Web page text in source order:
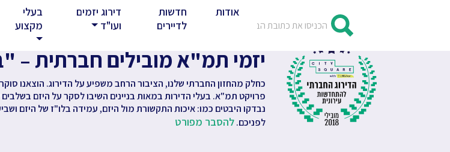
בעלי
מקצוע
דירוג יזמים
ועו"ד
חדשות
לדיירים
אודות
יזמי תמ"א מובילים חברתית –
כחלק מהחזון החברתי שלנו, הציבור הרחב משפיע על הדירוג. הוצאנו
פרויקט תמ"א. בעלי הדירות במאות בניינים השיבו לסקר על היזם
נבדקו היבטים כמו: איכות התקשורת מול היזם, עמידה בלו"ז של היזם
לפניכם.להסבר מפורט